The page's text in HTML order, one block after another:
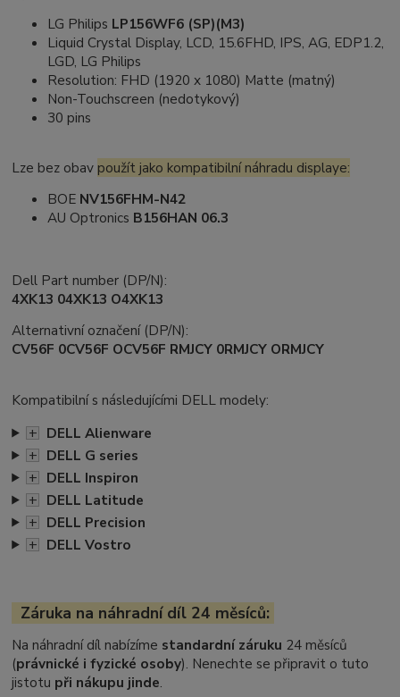
LG Philips LP156WF6 (SP)(M3)
Liquid Crystal Display, LCD, 15.6FHD, IPS, AG, EDP1.2,
LGD, LG Philips
Resolution: FHD (1920 x 1080) Matte (matný)
Non-Touchscreen (nedotykový)
30 pins
Lze bez obav použít jako kompatibilní náhradu displaye:
BOE NV156FHM-N42
AU Optronics B156HAN 06.3
Dell Part number (DP/N):
4XK13 04XK13 O4XK13
Alternativní označení (DP/N):
CV56F 0CV56F OCV56F RMJCY 0RMJCY ORMJCY
Kompatibilní s následujícími DELL modely:
+ DELL Alienware
+ DELL G series
+ DELL Inspiron
+ DELL Latitude
+ DELL Precision
+ DELL Vostro
Záruka na náhradní díl 24 měsíců:
Na náhradní díl nabízíme standardní záruku 24 měsíců
(právnické i fyzické osoby). Nenechte se připravit o tuto
jistotu při nákupu jinde.